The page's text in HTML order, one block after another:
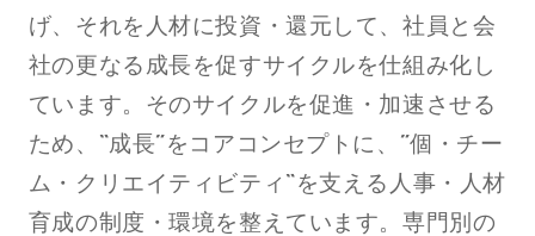
げ、それを人材に投資・還元して、社員と会
社の更なる成長を促すサイクルを仕組み化し
ています。そのサイクルを促進・加速させる
ため、“成長”をコアコンセプトに、”個・チー
ム・クリエイティビティ“を支える人事・人材
育成の制度・環境を整えています。専門別の